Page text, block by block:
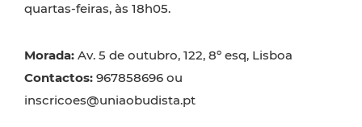
quartas-feiras, às 18h05.
Morada: Av. 5 de outubro, 122, 8º esq, Lisboa
Contactos: 967858696 ou
inscricoes@uniaobudista.pt